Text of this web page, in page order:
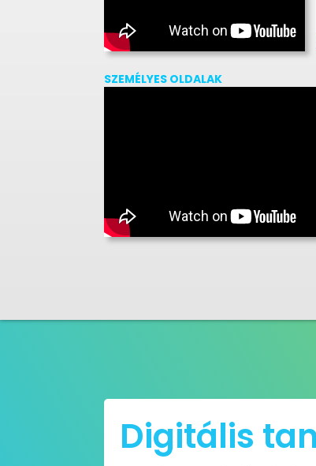
SZEMÉLYES OLDALAK
Digitális